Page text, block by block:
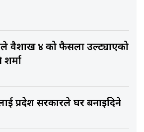
वैशाख ४ को फैसला उल्ट्याएको
प्रदेश सरकारले घर बनाइदिने